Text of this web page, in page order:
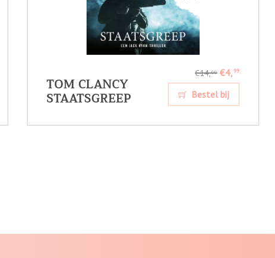
TOM CLANCY
STAATSGREEP
€14,99 €4,99
Bestel bij